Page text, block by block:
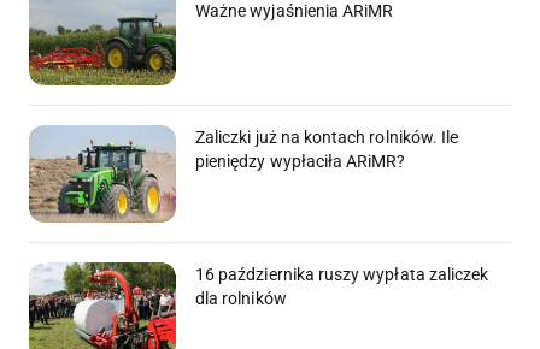
Ważne wyjaśnienia ARiMR
Zaliczki już na kontach rolników. Ile
pieniędzy wypłaciła ARiMR?
16 października ruszy wypłata zaliczek
dla rolników